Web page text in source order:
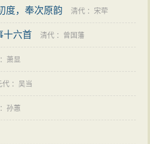
《樊山批判》、《樊山公
分。他“欢娱能工，不为愁苦之
唐诗宋词影响较深，喜欢用
诗《彩云曲》、《后彩云
度，奉次原韵 清代 ：宋荦
十六首 清代 ： 曾国藩
： 萧显
代 ：吴当
：孙蕙